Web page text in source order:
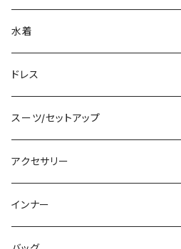
ノースリーブ
その他
チュニック
ベアトップ/チューブトップ
カーディガン/ボレロ
ニット/セーター
パーカー
スウェット/トレーナー
ロング丈
デニム
レギンス
その他
オールインワン
ミディアム/ミモレ
ロング
その他
コート
ジャケット
その他
水着
タンキニ
バンドゥビキニ
ワンピース
ラッシュガード
ドレス
ミニ/ショート
ミディアム/ミモレ
ロング/マキシ
スーツ/セットアップ
パンツスーツ
スカートスーツ
アクセサリー
ネックレス
インナー